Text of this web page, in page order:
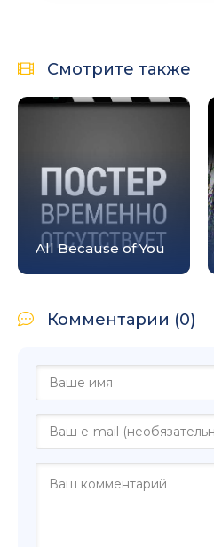
Смотрите также
All Because of You
Комментарии (0)